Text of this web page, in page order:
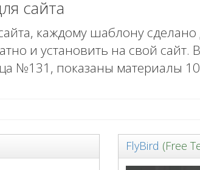
сайта
каждому шаблону
и установить на свой
№131 , показаны материалы
FlyBird (Free